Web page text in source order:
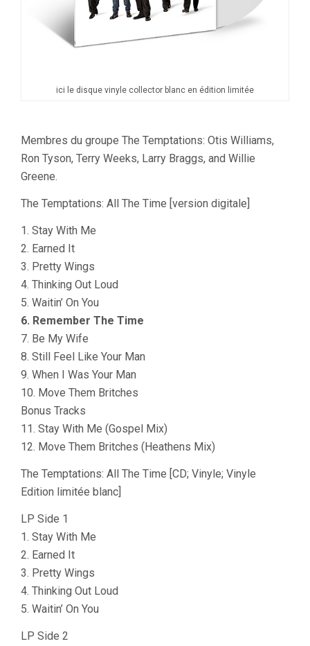
ici le disque vinyle collector blanc en édition limitée
Membres du groupe The Temptations: Otis Williams,
Ron Tyson, Terry Weeks, Larry Braggs, and Willie
Greene.
The Temptations: All The Time [version digitale]
1. Stay With Me
2. Earned It
3. Pretty Wings
4. Thinking Out Loud
5. Waitin’ On You
6. Remember The Time
7. Be My Wife
8. Still Feel Like Your Man
9. When I Was Your Man
10. Move Them Britches
Bonus Tracks
11. Stay With Me (Gospel Mix)
12. Move Them Britches (Heathens Mix)
The Temptations: All The Time [CD; Vinyle; Vinyle
Edition limitée blanc]
LP Side 1
1. Stay With Me
2. Earned It
3. Pretty Wings
4. Thinking Out Loud
5. Waitin’ On You
LP Side 2